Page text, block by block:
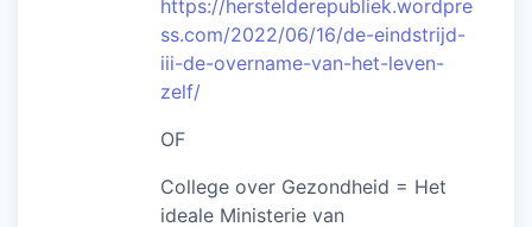
https://herstelderepubliek.wordpre
ss.com/2022/06/16/de-eindstrijd-
iii-de-overname-van-het-leven-
zelf/
OF
College over Gezondheid = Het
ideale Ministerie van